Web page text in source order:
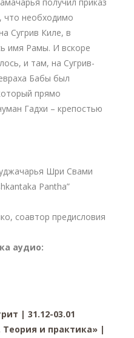
что необходимо
Сугрив Киле, в
имя Рамы. И вскоре
и там, на Сугрив-
Бабы был
прямо
Гадхи – крепостью
Шри Свами
Pantha”
соавтор предисловия
аудио:
| 31.12-03.01
и практика» |